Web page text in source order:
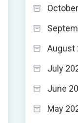
August
July
June
May